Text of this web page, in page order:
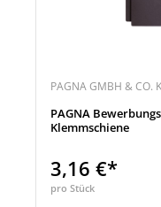
PAGNA GMBH & CO.
PAGNA
Klemmschiene
3,16 €*
pro Stück